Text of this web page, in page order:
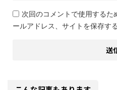
次回のコメントで使用するた
ールアドレス、サイトを保存する